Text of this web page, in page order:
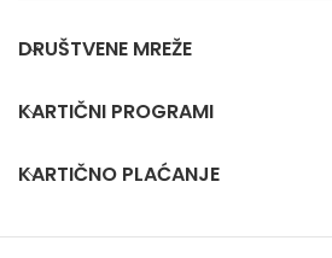
DRUŠTVENE MREŽE
KARTIČNI PROGRAMI
KARTIČNO PLAĆANJE